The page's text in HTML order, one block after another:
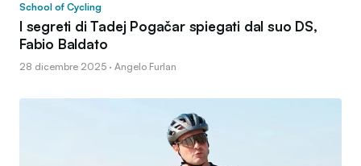
School of Cycling
I segreti di Tadej Pogačar spiegati dal suo DS,
Fabio Baldato
28 dicembre 2025 · Angelo Furlan